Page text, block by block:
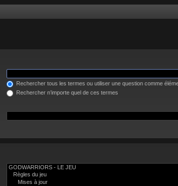
Rechercher tous les termes ou utiliser une question comme
Rechercher n’importe quel de ces termes